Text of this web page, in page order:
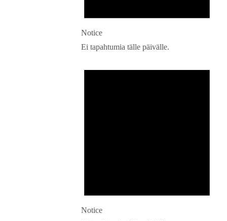
Notice
Ei tapahtumia tälle päivälle.
Notice